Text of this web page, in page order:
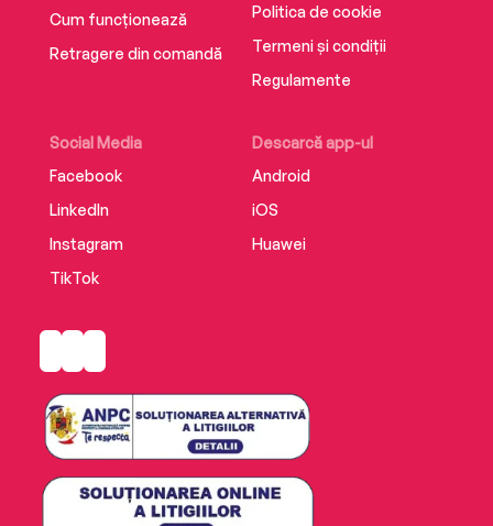
Cum funcționează
Retragere din comandă
Social Media
Facebook
LinkedIn
Instagram
TikTok
Descarcă app-ul
Android
iOS
Huawei
Politica de cookie
Termeni și condiții
Regulamente